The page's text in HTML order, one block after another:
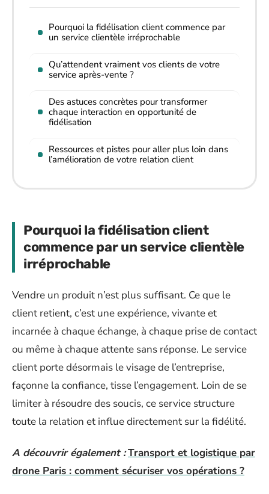
Pourquoi la fidélisation client commence par
un service clientèle irréprochable
Qu’attendent vraiment vos clients de votre
service après-vente ?
Des astuces concrètes pour transformer
chaque interaction en opportunité de
fidélisation
Ressources et pistes pour aller plus loin dans
l’amélioration de votre relation client
Pourquoi la fidélisation client
commence par un service clientèle
irréprochable
Vendre un produit n’est plus suffisant. Ce que le
client retient, c’est une expérience, vivante et
incarnée à chaque échange, à chaque prise de contact
ou même à chaque attente sans réponse. Le service
client porte désormais le visage de l’entreprise,
façonne la confiance, tisse l’engagement. Loin de se
limiter à résoudre des soucis, ce service structure
toute la relation et influe directement sur la fidélité.
A découvrir également :Transport et logistique par
drone Paris : comment sécuriser vos opérations ?